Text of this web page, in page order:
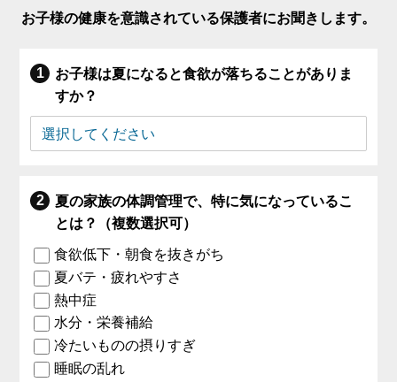
お子様の健康を意識されている保護者にお聞きします。
お子様は夏になると食欲が落ちることがありま
すか？
夏の家族の体調管理で、特に気になっているこ
とは？（複数選択可）
食欲低下・朝食を抜きがち
夏バテ・疲れやすさ
熱中症
水分・栄養補給
冷たいものの摂りすぎ
睡眠の乱れ